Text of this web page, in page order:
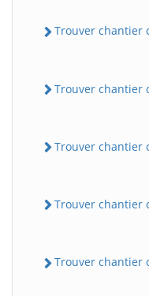
Trouver chantier
Trouver chantier
Trouver chantier
Trouver chantier
Trouver chantier